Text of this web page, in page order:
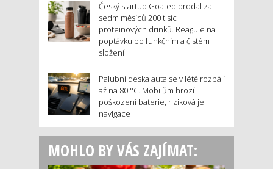
Český startup Goated prodal za
sedm měsíců 200 tisíc
proteinových drinků. Reaguje na
poptávku po funkčním a čistém
složení
Palubní deska auta se v létě rozpálí
až na 80 °C. Mobilům hrozí
poškození baterie, riziková je i
navigace
MOHLO BY VÁS ZAJÍMAT: